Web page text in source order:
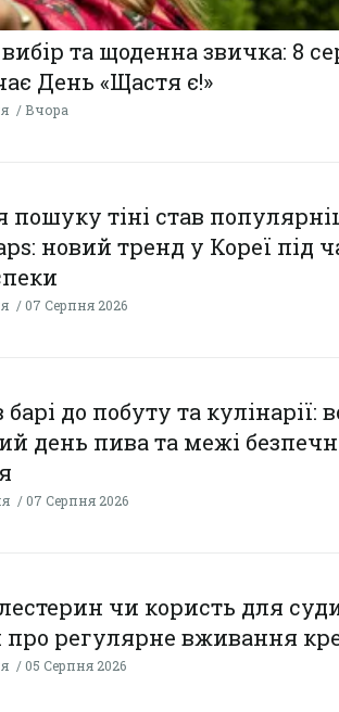
та щоденна звичка: 8
День «Щастя є!»
Вчора
пошуку тіні став
новий тренд у Кореї під
07 Серпня 2026
барі до побуту та кулінарії:
день пива та межі
07 Серпня 2026
чи користь для
про регулярне вживання
05 Серпня 2026